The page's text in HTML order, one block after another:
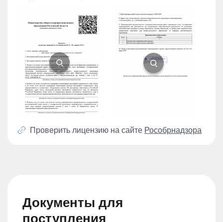
Проверить лицензию на сайте Рособрнадзора
Документы для
поступления